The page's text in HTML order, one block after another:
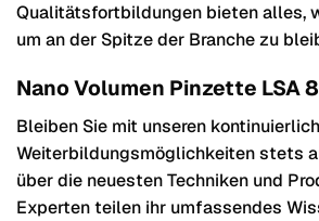
Qualitätsfortbildungen bieten alles,
um an der Spitze der Branche zu
Nano Volumen Pinzette LSA
Bleiben Sie mit unseren
Weiterbildungsmöglichkeiten stets
über die neuesten Techniken und
Experten teilen ihr umfassendes